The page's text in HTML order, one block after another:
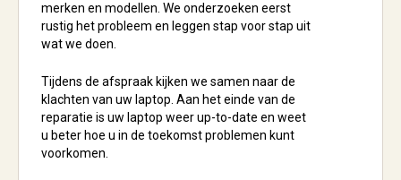
merken en modellen. We onderzoeken eerst
rustig het probleem en leggen stap voor stap uit
wat we doen.
Tijdens de afspraak kijken we samen naar de
klachten van uw laptop. Aan het einde van de
reparatie is uw laptop weer up-to-date en weet
u beter hoe u in de toekomst problemen kunt
voorkomen.